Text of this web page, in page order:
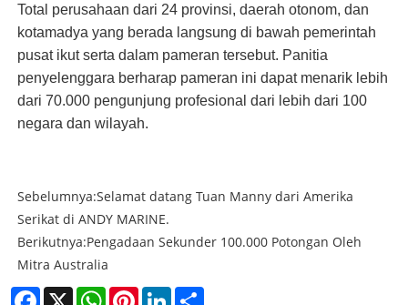
Total perusahaan dari 24 provinsi, daerah otonom, dan
kotamadya yang berada langsung di bawah pemerintah
pusat ikut serta dalam pameran tersebut. Panitia
penyelenggara berharap pameran ini dapat menarik lebih
dari 70.000 pengunjung profesional dari lebih dari 100
negara dan wilayah.
Sebelumnya:Selamat datang Tuan Manny dari Amerika
Serikat di ANDY MARINE.
Berikutnya:Pengadaan Sekunder 100.000 Potongan Oleh
Mitra Australia
Facebook
X WhatsAppPinterestLinkedIn